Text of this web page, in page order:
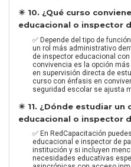
✴️ 10. ¿Qué curso
educacional o inspector
✅ Depende del tipo de
un rol más administrativo
de inspector educacional
convivencia es la opción
en supervisión directa de
curso con énfasis en
seguridad escolar se ajusta
✴️ 11. ¿Dónde estudiar un
educacional o inspector
✅ En RedCapacitación
educacional e inspector de
institución y si incluyen
necesidades educativas